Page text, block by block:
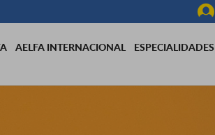
AELFA INTERNACIONAL ESPECIALIDADES